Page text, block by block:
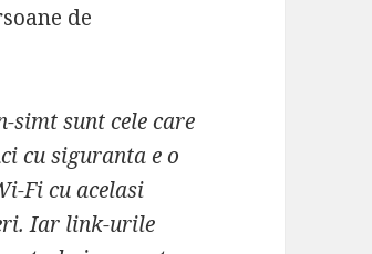
de
simt sunt cele care
cu siguranta e o
Fi cu acelasi
Iar link-urile